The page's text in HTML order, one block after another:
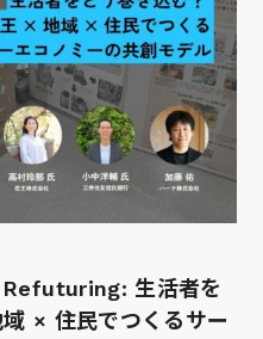
Refuturing: 生活者を
× 住民でつくるサー